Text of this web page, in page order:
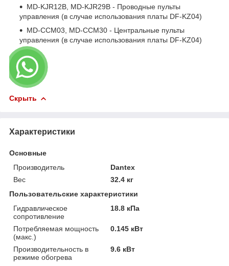
MD-KJR12B, MD-KJR29B - Проводные пульты
управления (в случае использования платы DF-KZ04)
MD-CCM03, MD-CCM30 - Центральные пульты
управления (в случае использования платы DF-KZ04)
Скрыть
Характеристики
Основные
Производитель
Dantex
Вес
32.4 кг
Пользовательские характеристики
Гидравлическое
сопротивление
18.8 кПа
Потребляемая мощность
(макс.)
0.145 кВт
Производительность в
режиме обогрева
9.6 кВт